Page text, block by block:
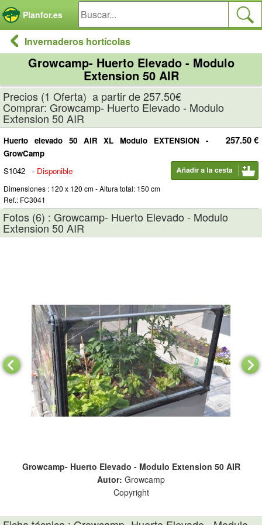
Planfor.es
Invernaderos hortícolas
Growcamp- Huerto Elevado - Modulo
Extension 50 AIR
Precios (1 Oferta) a partir de 257.50€
Comprar: Growcamp- Huerto Elevado - Modulo
Extension 50 AIR
257.50 €
Huerto elevado 50 AIR XL Modulo EXTENSION -
GrowCamp
S1042
- Disponible
Dimensiones : 120 x 120 cm - Altura total: 150 cm
Ref.: FC3041
Fotos (6) : Growcamp- Huerto Elevado - Modulo
Extension 50 AIR
Growcamp- Huerto Elevado - Modulo Extension 50 AIR
Autor: Growcamp
Copyright
Panel de gestión de cookies